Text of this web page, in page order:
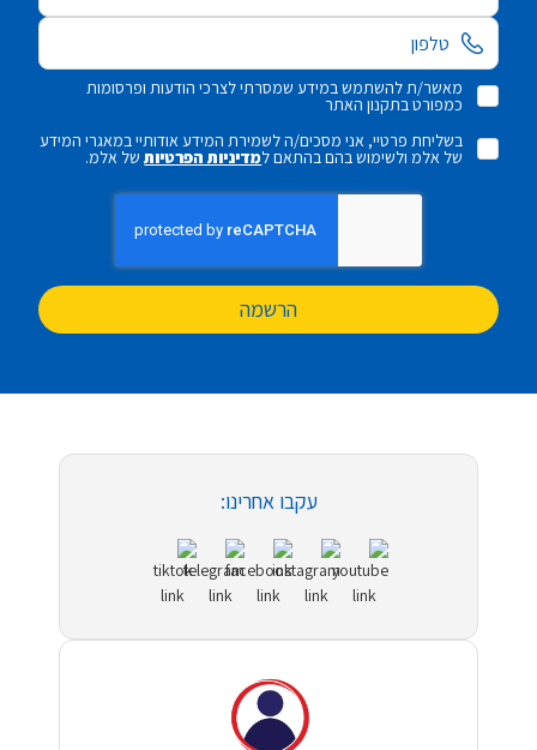
מאשר/ת להשתמש במידע שמסרתי לצרכי הודעות ופרסומות
כמפורט בתקנון האתר
בשליחת פרטיי, אני מסכים/ה לשמירת המידע אודותיי במאגרי המידע
של אלמ ולשימוש בהם בהתאם למדיניות הפרטיותשל אלמ.
הרשמה
עקבו אחרינו: